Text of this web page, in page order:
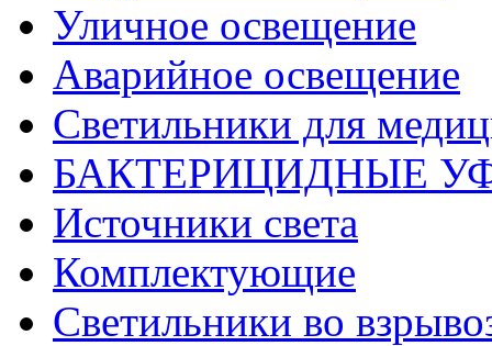
Уличное освещение
Аварийное освещение
Светильники для
БАКТЕРИЦИДНЫЕ
Источники света
Комплектующие
Светильники во